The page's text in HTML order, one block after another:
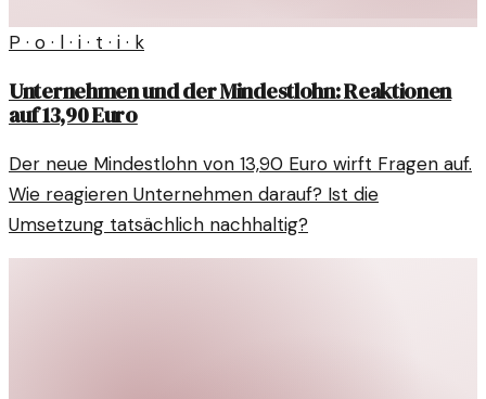
P · o · l · i · t · i · k
Unternehmen und der Mindestlohn: Reaktionen
auf 13,90 Euro
Der neue Mindestlohn von 13,90 Euro wirft Fragen auf.
Wie reagieren Unternehmen darauf? Ist die
Umsetzung tatsächlich nachhaltig?